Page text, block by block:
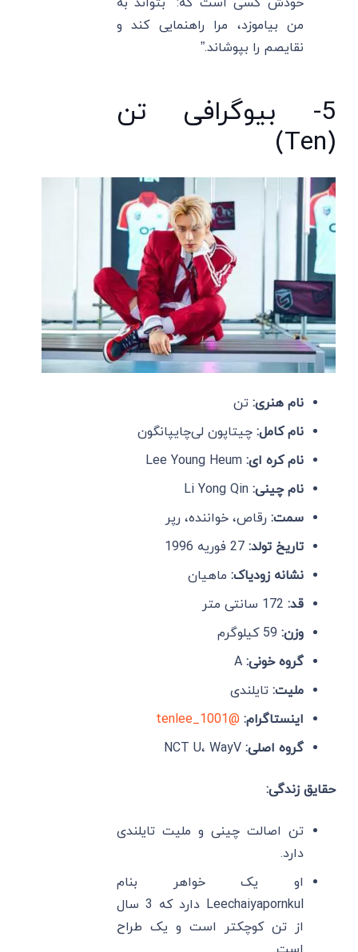
من بیاموزد، مرا راهنمایی کند و
نقایصم را بپوشاند.”
5- بیوگرافی تن
(Ten)
نام هنری: تن
نام کامل: چیتاپون لی‌چایپانگون
نام کره ای: Lee Young Heum
نام چینی: Li Yong Qin
سمت: رقاص، خواننده، رپر
تاریخ تولد: 27 فوریه 1996
نشانه زودیاک: ماهیان
قد: 172 سانتی متر
وزن: 59 کیلوگرم
گروه خونی: A
ملیت: تایلندی
اینستاگرام: @tenlee_1001
گروه اصلی: NCT U، WayV
حقایق زندگی:
تن اصالت چینی و ملیت تایلندی
دارد.
او یک خواهر بنام
Leechaiyapornkul دارد که 3 سال
از تن کوچکتر است و یک طراح